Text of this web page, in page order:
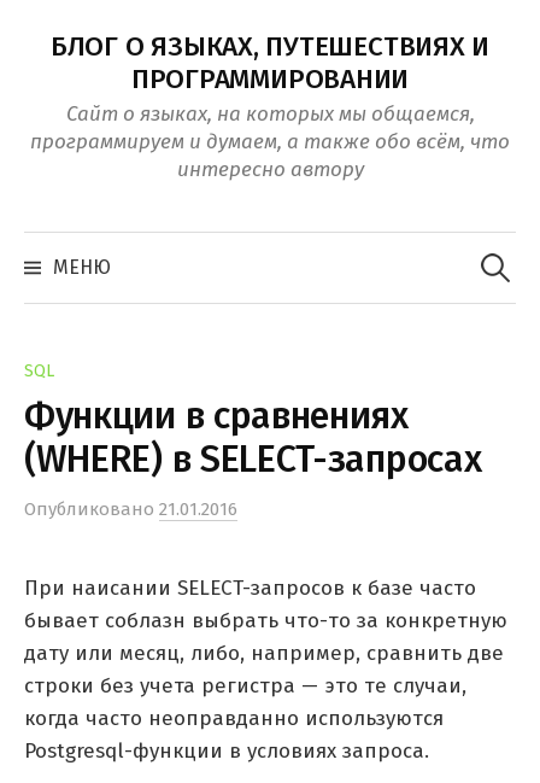
БЛОГ О ЯЗЫКАХ, ПУТЕШЕСТВИЯХ И
ПРОГРАММИРОВАНИИ
Сайт о языках, на которых мы общаемся,
программируем и думаем, а также обо всём, что
интересно автору
МЕНЮ
Найти:
SQL
Функции в сравнениях
(WHERE) в SELECT-запросах
Опубликовано 21.01.2016
При наисании SELECT-запросов к базе часто
бывает соблазн выбрать что-то за конкретную
дату или месяц, либо, например, сравнить две
строки без учета регистра — это те случаи,
когда часто неоправданно используются
Postgresql-функции в условиях запроса.